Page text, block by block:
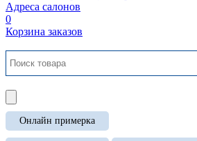
Адреса салонов
0
Корзина заказов
Онлайн примерка